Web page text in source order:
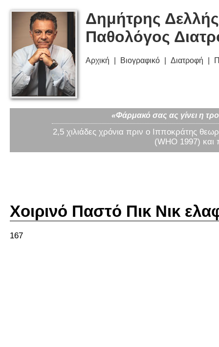
Δημήτρης
Παθολόγος
Αρχική Βιογραφικό Διατροφή
«Φάρμακό σας ας γίνει η
2,5 χιλιάδες χρόνια πριν ο Ιπποκράτης
(WHO 1997) και
Χοιρινό Παστό Πικ Νικ
167